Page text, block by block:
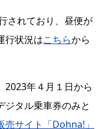
されており、昼便が
行状況はこちらから
2023年４月１日から
ジタル乗車券のみと
売サイト「Dohna!」